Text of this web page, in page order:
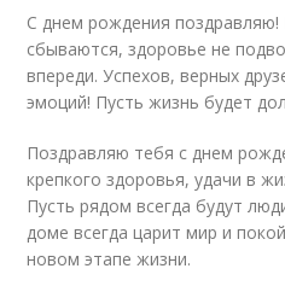
С днем рождения поздравляю!
сбываются, здоровье не
впереди. Успехов, верных
эмоций! Пусть жизнь будет
Поздравляю тебя с днем
крепкого здоровья, удачи в
Пусть рядом всегда будут
доме всегда царит мир и
новом этапе жизни.